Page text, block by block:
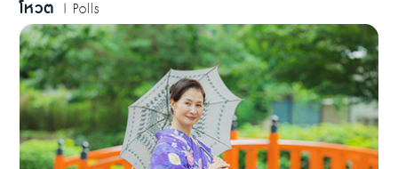
โหวต | Polls